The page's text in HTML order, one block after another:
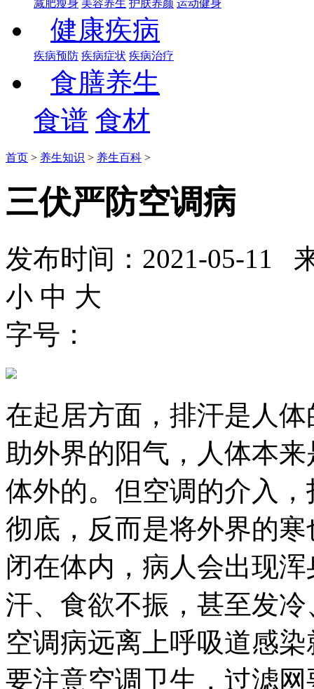
减肥瘦身 美容养生 护肤养颜 运动健身
健康疾病
疾病预防 疾病症状 疾病治疗
食膳养生
食谱 食材
首页 > 养生知识 > 养生百科 >
三伏严防空调病
发布时间：2021-05-11
小 中 大
字号：
在起居方面，排汗是人
助外界的阳气，人体本
体外的。但空调的介入
彻底，反而是将外界的
闭在体内，病人会出现
汗、食欲不振，甚至发
空调病远离上呼吸道感
要注意空调卫生，过滤